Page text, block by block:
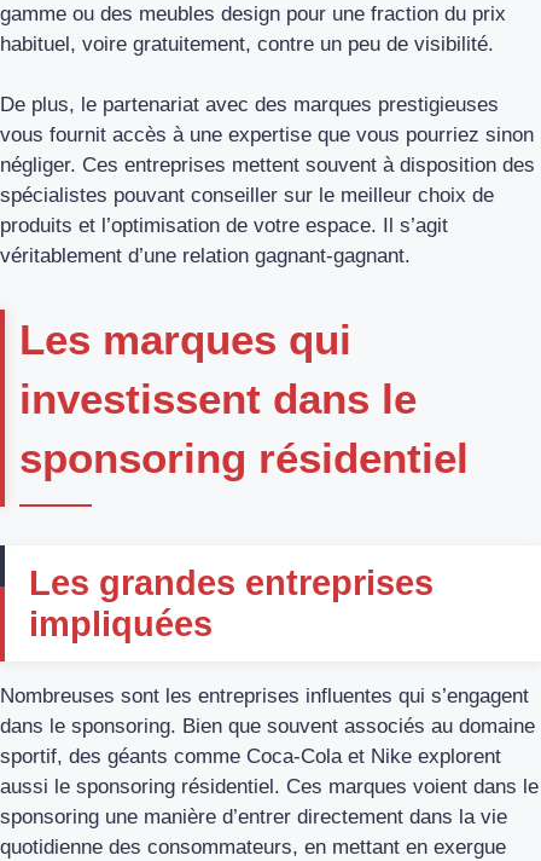
gamme ou des meubles design pour une fraction du prix
habituel, voire gratuitement, contre un peu de visibilité.
De plus, le partenariat avec des marques prestigieuses
vous fournit accès à une expertise que vous pourriez sinon
négliger. Ces entreprises mettent souvent à disposition des
spécialistes pouvant conseiller sur le meilleur choix de
produits et l’optimisation de votre espace. Il s’agit
véritablement d’une relation gagnant-gagnant.
Les marques qui
investissent dans le
sponsoring résidentiel
Les grandes entreprises
impliquées
Nombreuses sont les entreprises influentes qui s’engagent
dans le sponsoring. Bien que souvent associés au domaine
sportif, des géants comme Coca-Cola et Nike explorent
aussi le sponsoring résidentiel. Ces marques voient dans le
sponsoring une manière d’entrer directement dans la vie
quotidienne des consommateurs, en mettant en exergue